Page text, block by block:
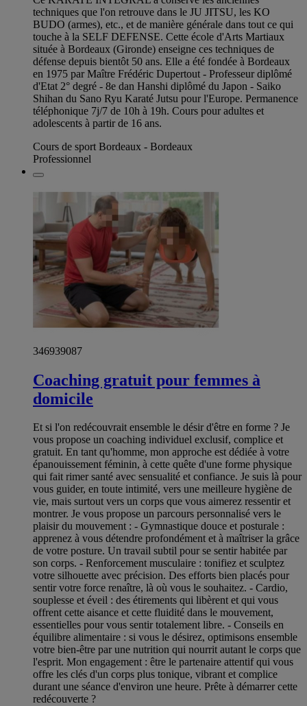
techniques que l'on retrouve dans le JU JITSU, les KO
BUDO (armes), etc., et de manière générale dans tout ce qui
touche à la SELF DEFENSE. Cette école d'Arts Martiaux
située à Bordeaux (Gironde) enseigne ces techniques de
défense depuis bientôt 50 ans. Elle a été fondée à Bordeaux
en 1975 par Maître Frédéric Dupertout - Professeur diplômé
d'Etat 2° degré - 8e dan Hanshi diplômé du Japon - Saiko
Shihan du Sano Ryu Karaté Jutsu pour l'Europe. Permanence
téléphonique 7j/7 de 10h à 19h. Cours pour adultes et
adolescents à partir de 16 ans.
Cours de sport Bordeaux - Bordeaux
Professionnel
346939087
Coaching gratuit pour femmes à
domicile
Et si l'on redécouvrait ensemble le désir d'être en forme ? Je
vous propose un coaching individuel exclusif, complice et
gratuit. En tant qu'homme, mon approche est dédiée à votre
épanouissement féminin, à cette quête d'une forme physique
qui fait rimer santé avec sensualité et confiance. Je suis là pour
vous guider, en toute intimité, vers une meilleure hygiène de
vie, mais surtout vers un corps que vous aimerez ressentir et
montrer. Je vous propose un parcours personnalisé vers le
plaisir du mouvement : - Gymnastique douce et posturale :
apprenez à vous détendre profondément et à maîtriser la grâce
de votre posture. Un travail subtil pour se sentir habitée par
son corps. - Renforcement musculaire : tonifiez et sculptez
votre silhouette avec précision. Des efforts bien placés pour
sentir votre force renaître, là où vous le souhaitez. - Cardio,
souplesse et éveil : des étirements qui libèrent et qui vous
offrent cette aisance et cette fluidité dans le mouvement,
essentielles pour vous sentir totalement libre. - Conseils en
équilibre alimentaire : si vous le désirez, optimisons ensemble
votre bien-être par une nutrition qui nourrit autant le corps que
l'esprit. Mon engagement : être le partenaire attentif qui vous
offre les clés d'un corps plus tonique, vibrant et complice
durant une séance d'environ une heure. Prête à démarrer cette
redécouverte ?